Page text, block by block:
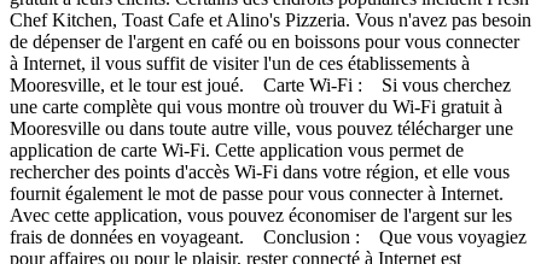
Chef Kitchen, Toast Cafe et Alino's Pizzeria. Vous n'avez pas besoin
de dépenser de l'argent en café ou en boissons pour vous connecter
à Internet, il vous suffit de visiter l'un de ces établissements à
Mooresville, et le tour est joué. Carte Wi-Fi : Si vous cherchez
une carte complète qui vous montre où trouver du Wi-Fi gratuit à
Mooresville ou dans toute autre ville, vous pouvez télécharger une
application de carte Wi-Fi. Cette application vous permet de
rechercher des points d'accès Wi-Fi dans votre région, et elle vous
fournit également le mot de passe pour vous connecter à Internet.
Avec cette application, vous pouvez économiser de l'argent sur les
frais de données en voyageant. Conclusion : Que vous voyagiez
pour affaires ou pour le plaisir, rester connecté à Internet est